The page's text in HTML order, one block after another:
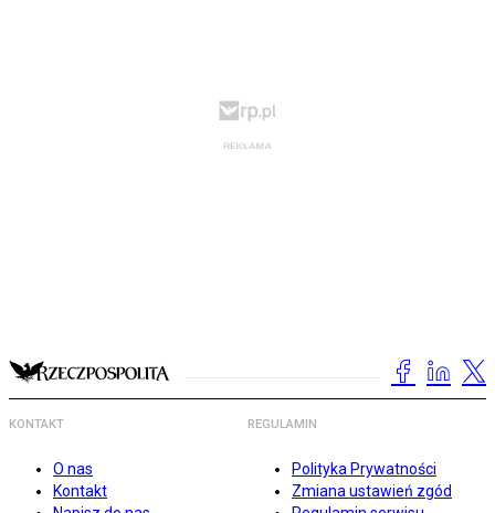
KONTAKT
O nas
Kontakt
REGULAMIN
Polityka Prywatności
Zmiana ustawień zgód